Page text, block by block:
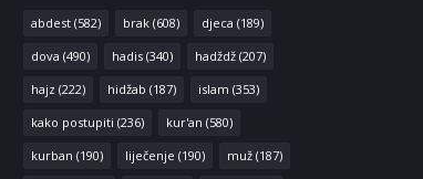
abdest(582) brak(608) djeca (189)
dova (490) hadis(340) hadždž(207)
hajz (222) hidžab (187) islam (353)
kako postupiti (236) kur'an (580)
kurban (190) liječenje (190) muž(187)